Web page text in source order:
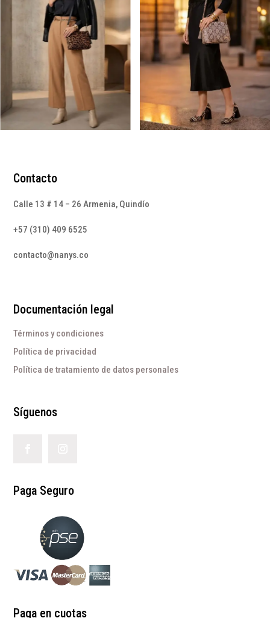
Contacto
Calle 13 # 14 – 26 Armenia, Quindío
+57 (310) 409 6525
contacto@nanys.co
Documentación legal
Términos y condiciones
Política de privacidad
Política de tratamiento de datos personales
Síguenos
Paga Seguro
Paga en cuotas